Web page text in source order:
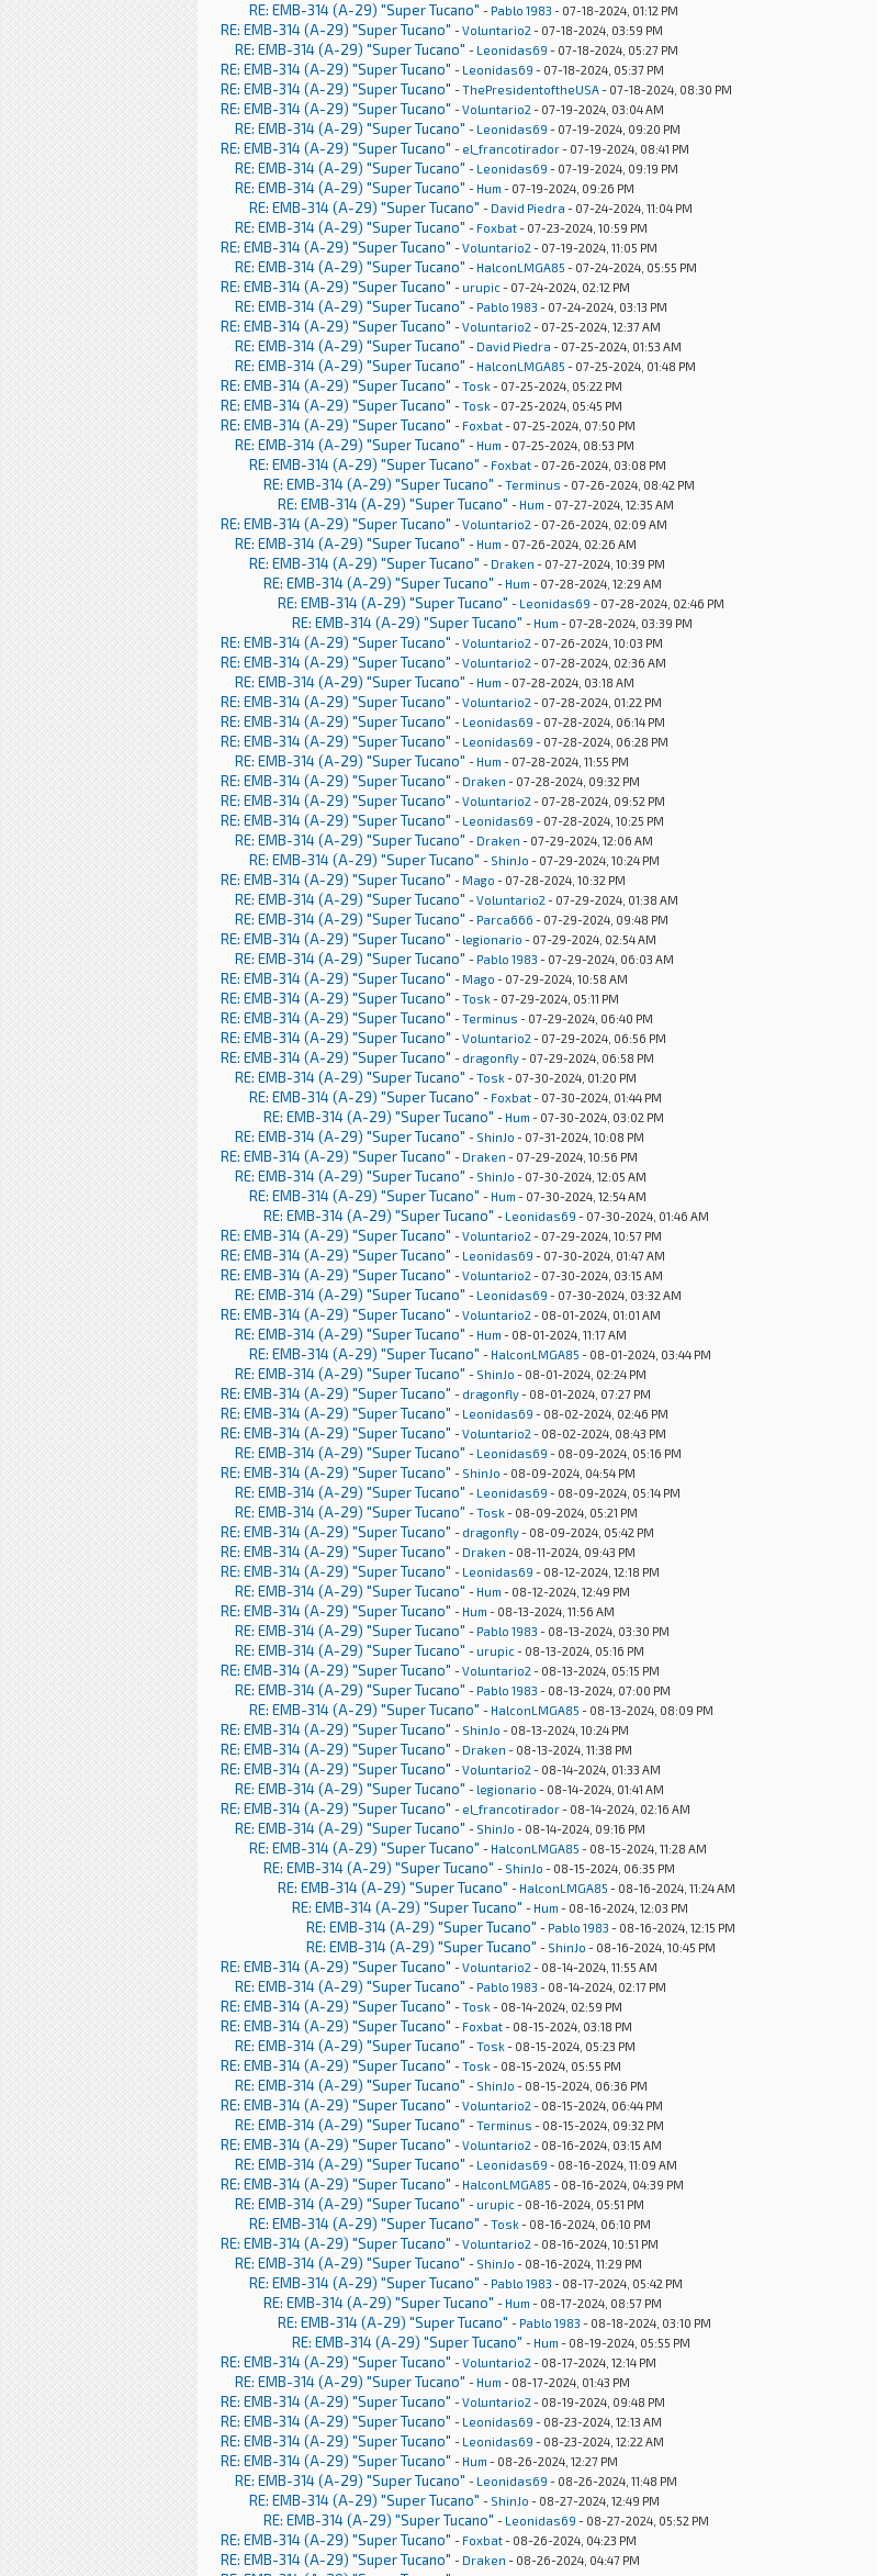
RE: EMB-314 (A-29) "Super Tucano" - Pablo 1983 - 07-18-2024, 01:12 PM
RE: EMB-314 (A-29) "Super Tucano" -Voluntario2 - 07-18-2024, 03:59 PM
RE: EMB-314 (A-29) "Super Tucano" - Leonidas69 - 07-18-2024, 05:27 PM
RE: EMB-314 (A-29) "Super Tucano" - Leonidas69 - 07-18-2024, 05:37 PM
RE: EMB-314 (A-29) "Super Tucano" -ThePresidentoftheUSA- 07-18-2024, 08:30 PM
RE: EMB-314 (A-29) "Super Tucano" -Voluntario2 - 07-19-2024, 03:04 AM
RE: EMB-314 (A-29) "Super Tucano" - Leonidas69 - 07-19-2024, 09:20 PM
RE: EMB-314 (A-29) "Super Tucano" - el_francotirador- 07-19-2024, 08:41 PM
RE: EMB-314 (A-29) "Super Tucano" - Leonidas69 - 07-19-2024, 09:19 PM
RE: EMB-314 (A-29) "Super Tucano" - Hum - 07-19-2024, 09:26 PM
RE: EMB-314 (A-29) "Super Tucano" - David Piedra - 07-24-2024, 11:04 PM
RE: EMB-314 (A-29) "Super Tucano" - Foxbat- 07-23-2024, 10:59 PM
RE: EMB-314 (A-29) "Super Tucano" -Voluntario2 - 07-19-2024, 11:05 PM
RE: EMB-314 (A-29) "Super Tucano" - HalconLMGA85 - 07-24-2024, 05:55 PM
RE: EMB-314 (A-29) "Super Tucano" - urupic- 07-24-2024, 02:12 PM
RE: EMB-314 (A-29) "Super Tucano" - Pablo 1983 - 07-24-2024, 03:13 PM
RE: EMB-314 (A-29) "Super Tucano" -Voluntario2 - 07-25-2024, 12:37 AM
RE: EMB-314 (A-29) "Super Tucano" - David Piedra - 07-25-2024, 01:53 AM
RE: EMB-314 (A-29) "Super Tucano" - HalconLMGA85 - 07-25-2024, 01:48 PM
RE: EMB-314 (A-29) "Super Tucano" -Tosk- 07-25-2024, 05:22 PM
RE: EMB-314 (A-29) "Super Tucano" -Tosk- 07-25-2024, 05:45 PM
RE: EMB-314 (A-29) "Super Tucano" - Foxbat- 07-25-2024, 07:50 PM
RE: EMB-314 (A-29) "Super Tucano" - Hum - 07-25-2024, 08:53 PM
RE: EMB-314 (A-29) "Super Tucano" - Foxbat- 07-26-2024, 03:08 PM
RE: EMB-314 (A-29) "Super Tucano" -Terminus - 07-26-2024, 08:42 PM
RE: EMB-314 (A-29) "Super Tucano" - Hum - 07-27-2024, 12:35 AM
RE: EMB-314 (A-29) "Super Tucano" -Voluntario2 - 07-26-2024, 02:09 AM
RE: EMB-314 (A-29) "Super Tucano" - Hum - 07-26-2024, 02:26 AM
RE: EMB-314 (A-29) "Super Tucano" - Draken - 07-27-2024, 10:39 PM
RE: EMB-314 (A-29) "Super Tucano" - Hum - 07-28-2024, 12:29 AM
RE: EMB-314 (A-29) "Super Tucano" - Leonidas69 - 07-28-2024, 02:46 PM
RE: EMB-314 (A-29) "Super Tucano" - Hum - 07-28-2024, 03:39 PM
RE: EMB-314 (A-29) "Super Tucano" -Voluntario2 - 07-26-2024, 10:03 PM
RE: EMB-314 (A-29) "Super Tucano" -Voluntario2 - 07-28-2024, 02:36 AM
RE: EMB-314 (A-29) "Super Tucano" - Hum - 07-28-2024, 03:18 AM
RE: EMB-314 (A-29) "Super Tucano" -Voluntario2 - 07-28-2024, 01:22 PM
RE: EMB-314 (A-29) "Super Tucano" - Leonidas69 - 07-28-2024, 06:14 PM
RE: EMB-314 (A-29) "Super Tucano" - Leonidas69 - 07-28-2024, 06:28 PM
RE: EMB-314 (A-29) "Super Tucano" - Hum - 07-28-2024, 11:55 PM
RE: EMB-314 (A-29) "Super Tucano" - Draken - 07-28-2024, 09:32 PM
RE: EMB-314 (A-29) "Super Tucano" -Voluntario2 - 07-28-2024, 09:52 PM
RE: EMB-314 (A-29) "Super Tucano" - Leonidas69 - 07-28-2024, 10:25 PM
RE: EMB-314 (A-29) "Super Tucano" - Draken - 07-29-2024, 12:06 AM
RE: EMB-314 (A-29) "Super Tucano" - ShinJo - 07-29-2024, 10:24 PM
RE: EMB-314 (A-29) "Super Tucano" - Mago - 07-28-2024, 10:32 PM
RE: EMB-314 (A-29) "Super Tucano" -Voluntario2 - 07-29-2024, 01:38 AM
RE: EMB-314 (A-29) "Super Tucano" - Parca666 - 07-29-2024, 09:48 PM
RE: EMB-314 (A-29) "Super Tucano" - legionario - 07-29-2024, 02:54 AM
RE: EMB-314 (A-29) "Super Tucano" - Pablo 1983 - 07-29-2024, 06:03 AM
RE: EMB-314 (A-29) "Super Tucano" - Mago - 07-29-2024, 10:58 AM
RE: EMB-314 (A-29) "Super Tucano" -Tosk- 07-29-2024, 05:11 PM
RE: EMB-314 (A-29) "Super Tucano" -Terminus - 07-29-2024, 06:40 PM
RE: EMB-314 (A-29) "Super Tucano" -Voluntario2 - 07-29-2024, 06:56 PM
RE: EMB-314 (A-29) "Super Tucano" - dragonfly- 07-29-2024, 06:58 PM
RE: EMB-314 (A-29) "Super Tucano" -Tosk- 07-30-2024, 01:20 PM
RE: EMB-314 (A-29) "Super Tucano" - Foxbat- 07-30-2024, 01:44 PM
RE: EMB-314 (A-29) "Super Tucano" - Hum - 07-30-2024, 03:02 PM
RE: EMB-314 (A-29) "Super Tucano" - ShinJo - 07-31-2024, 10:08 PM
RE: EMB-314 (A-29) "Super Tucano" - Draken - 07-29-2024, 10:56 PM
RE: EMB-314 (A-29) "Super Tucano" - ShinJo - 07-30-2024, 12:05 AM
RE: EMB-314 (A-29) "Super Tucano" - Hum - 07-30-2024, 12:54 AM
RE: EMB-314 (A-29) "Super Tucano" - Leonidas69 - 07-30-2024, 01:46 AM
RE: EMB-314 (A-29) "Super Tucano" -Voluntario2 - 07-29-2024, 10:57 PM
RE: EMB-314 (A-29) "Super Tucano" - Leonidas69 - 07-30-2024, 01:47 AM
RE: EMB-314 (A-29) "Super Tucano" -Voluntario2 - 07-30-2024, 03:15 AM
RE: EMB-314 (A-29) "Super Tucano" - Leonidas69 - 07-30-2024, 03:32 AM
RE: EMB-314 (A-29) "Super Tucano" -Voluntario2 - 08-01-2024, 01:01 AM
RE: EMB-314 (A-29) "Super Tucano" - Hum - 08-01-2024, 11:17 AM
RE: EMB-314 (A-29) "Super Tucano" - HalconLMGA85 - 08-01-2024, 03:44 PM
RE: EMB-314 (A-29) "Super Tucano" - ShinJo - 08-01-2024, 02:24 PM
RE: EMB-314 (A-29) "Super Tucano" - dragonfly- 08-01-2024, 07:27 PM
RE: EMB-314 (A-29) "Super Tucano" - Leonidas69 - 08-02-2024, 02:46 PM
RE: EMB-314 (A-29) "Super Tucano" -Voluntario2 - 08-02-2024, 08:43 PM
RE: EMB-314 (A-29) "Super Tucano" - Leonidas69 - 08-09-2024, 05:16 PM
RE: EMB-314 (A-29) "Super Tucano" - ShinJo - 08-09-2024, 04:54 PM
RE: EMB-314 (A-29) "Super Tucano" - Leonidas69 - 08-09-2024, 05:14 PM
RE: EMB-314 (A-29) "Super Tucano" -Tosk- 08-09-2024, 05:21 PM
RE: EMB-314 (A-29) "Super Tucano" - dragonfly- 08-09-2024, 05:42 PM
RE: EMB-314 (A-29) "Super Tucano" - Draken - 08-11-2024, 09:43 PM
RE: EMB-314 (A-29) "Super Tucano" - Leonidas69 - 08-12-2024, 12:18 PM
RE: EMB-314 (A-29) "Super Tucano" - Hum - 08-12-2024, 12:49 PM
RE: EMB-314 (A-29) "Super Tucano" - Hum - 08-13-2024, 11:56 AM
RE: EMB-314 (A-29) "Super Tucano" - Pablo 1983 - 08-13-2024, 03:30 PM
RE: EMB-314 (A-29) "Super Tucano" - urupic- 08-13-2024, 05:16 PM
RE: EMB-314 (A-29) "Super Tucano" -Voluntario2 - 08-13-2024, 05:15 PM
RE: EMB-314 (A-29) "Super Tucano" - Pablo 1983 - 08-13-2024, 07:00 PM
RE: EMB-314 (A-29) "Super Tucano" - HalconLMGA85 - 08-13-2024, 08:09 PM
RE: EMB-314 (A-29) "Super Tucano" - ShinJo - 08-13-2024, 10:24 PM
RE: EMB-314 (A-29) "Super Tucano" - Draken - 08-13-2024, 11:38 PM
RE: EMB-314 (A-29) "Super Tucano" -Voluntario2 - 08-14-2024, 01:33 AM
RE: EMB-314 (A-29) "Super Tucano" - legionario - 08-14-2024, 01:41 AM
RE: EMB-314 (A-29) "Super Tucano" - el_francotirador- 08-14-2024, 02:16 AM
RE: EMB-314 (A-29) "Super Tucano" - ShinJo - 08-14-2024, 09:16 PM
RE: EMB-314 (A-29) "Super Tucano" - HalconLMGA85 - 08-15-2024, 11:28 AM
RE: EMB-314 (A-29) "Super Tucano" - ShinJo - 08-15-2024, 06:35 PM
RE: EMB-314 (A-29) "Super Tucano" - HalconLMGA85 - 08-16-2024, 11:24 AM
RE: EMB-314 (A-29) "Super Tucano" - Hum - 08-16-2024, 12:03 PM
RE: EMB-314 (A-29) "Super Tucano" - Pablo 1983 - 08-16-2024, 12:15 PM
RE: EMB-314 (A-29) "Super Tucano" - ShinJo - 08-16-2024, 10:45 PM
RE: EMB-314 (A-29) "Super Tucano" -Voluntario2 - 08-14-2024, 11:55 AM
RE: EMB-314 (A-29) "Super Tucano" - Pablo 1983 - 08-14-2024, 02:17 PM
RE: EMB-314 (A-29) "Super Tucano" -Tosk- 08-14-2024, 02:59 PM
RE: EMB-314 (A-29) "Super Tucano" - Foxbat- 08-15-2024, 03:18 PM
RE: EMB-314 (A-29) "Super Tucano" -Tosk- 08-15-2024, 05:23 PM
RE: EMB-314 (A-29) "Super Tucano" -Tosk- 08-15-2024, 05:55 PM
RE: EMB-314 (A-29) "Super Tucano" - ShinJo - 08-15-2024, 06:36 PM
RE: EMB-314 (A-29) "Super Tucano" -Voluntario2 - 08-15-2024, 06:44 PM
RE: EMB-314 (A-29) "Super Tucano" -Terminus - 08-15-2024, 09:32 PM
RE: EMB-314 (A-29) "Super Tucano" -Voluntario2 - 08-16-2024, 03:15 AM
RE: EMB-314 (A-29) "Super Tucano" - Leonidas69 - 08-16-2024, 11:09 AM
RE: EMB-314 (A-29) "Super Tucano" - HalconLMGA85 - 08-16-2024, 04:39 PM
RE: EMB-314 (A-29) "Super Tucano" - urupic- 08-16-2024, 05:51 PM
RE: EMB-314 (A-29) "Super Tucano" -Tosk- 08-16-2024, 06:10 PM
RE: EMB-314 (A-29) "Super Tucano" -Voluntario2 - 08-16-2024, 10:51 PM
RE: EMB-314 (A-29) "Super Tucano" - ShinJo - 08-16-2024, 11:29 PM
RE: EMB-314 (A-29) "Super Tucano" - Pablo 1983 - 08-17-2024, 05:42 PM
RE: EMB-314 (A-29) "Super Tucano" - Hum - 08-17-2024, 08:57 PM
RE: EMB-314 (A-29) "Super Tucano" - Pablo 1983 - 08-18-2024, 03:10 PM
RE: EMB-314 (A-29) "Super Tucano" - Hum - 08-19-2024, 05:55 PM
RE: EMB-314 (A-29) "Super Tucano" -Voluntario2 - 08-17-2024, 12:14 PM
RE: EMB-314 (A-29) "Super Tucano" - Hum - 08-17-2024, 01:43 PM
RE: EMB-314 (A-29) "Super Tucano" -Voluntario2 - 08-19-2024, 09:48 PM
RE: EMB-314 (A-29) "Super Tucano" - Leonidas69 - 08-23-2024, 12:13 AM
RE: EMB-314 (A-29) "Super Tucano" - Leonidas69 - 08-23-2024, 12:22 AM
RE: EMB-314 (A-29) "Super Tucano" - Hum - 08-26-2024, 12:27 PM
RE: EMB-314 (A-29) "Super Tucano" - Leonidas69 - 08-26-2024, 11:48 PM
RE: EMB-314 (A-29) "Super Tucano" - ShinJo - 08-27-2024, 12:49 PM
RE: EMB-314 (A-29) "Super Tucano" - Leonidas69 - 08-27-2024, 05:52 PM
RE: EMB-314 (A-29) "Super Tucano" - Foxbat- 08-26-2024, 04:23 PM
RE: EMB-314 (A-29) "Super Tucano" - Draken - 08-26-2024, 04:47 PM